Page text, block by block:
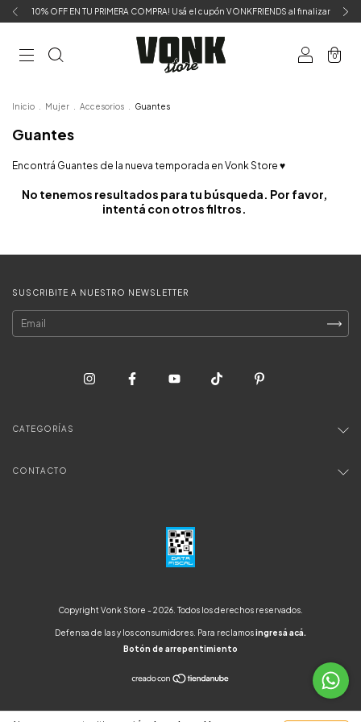
10% OFF EN TU PRIMERA COMPRA! Usá el cupón VONKFRIENDS al finalizar
0
Inicio Mujer Accesorios Guantes
Guantes
Encontrá Guantes de la nueva temporada en Vonk Store ♥
No tenemos resultados para tu búsqueda. Por favor,
intentá con otros filtros.
SUSCRIBITE A NUESTRO NEWSLETTER
CATEGORÍAS
CONTACTO
Copyright Vonk Store - 2026. Todos los derechos reservados.
Defensa de las y los consumidores. Para reclamosingresá acá.
Botón de arrepentimiento